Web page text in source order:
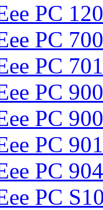
PC
PC 700
PC 701
PC 900
PC
PC 901
PC
PC